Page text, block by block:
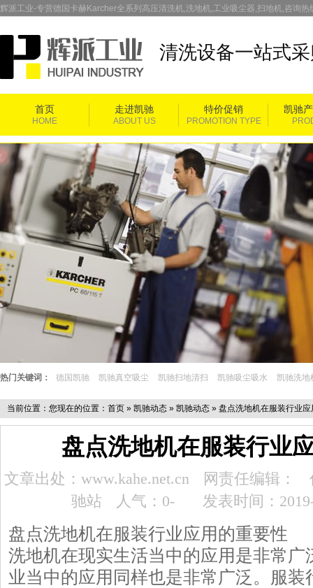
辉派工业-专营德国卡赫Karcher全系列高压清洗机,洗地机,工业吸尘器,扫地机,咨询
清洗设备一站式
首页 走进凯驰 特价促销 凯驰
HOME ABOUT US PROMOTION TYPE
热门关键词： 德国凯驰 凯驰真空吸尘 凯驰扫地清扫 凯驰吸尘吸水 凯驰洗地
当前位置：您现在的位置： 首页 » 凯驰动态 » 凯驰动态 » 盘点洗地机在服装行业
盘点洗地机在服装行业
文章出处：www.kahe.net.cn 网责任编辑：
驰站
人气：0- 发表时间：
盘点洗地机在服装行业应用的重要性
洗地机在现实生活当中的应用是非常广
业当中的应用同样也是非常广泛。服